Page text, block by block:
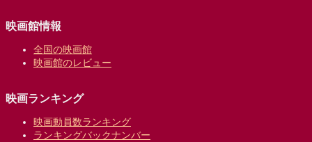
映画館情報
全国の映画館
映画館のレビュー
映画ランキング
映画動員数ランキング
ランキングバックナンバー